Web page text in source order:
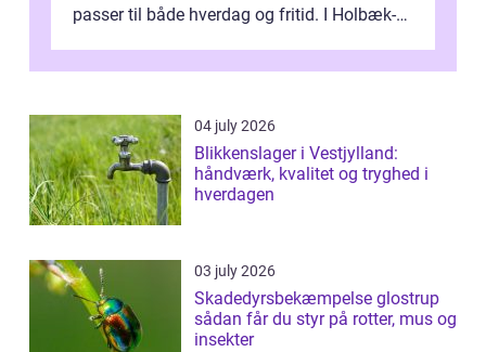
passer til både hverdag og fritid. I Holbæk-
ønsker mere...
04 july 2026
Blikkenslager i Vestjylland:
håndværk, kvalitet og tryghed i
hverdagen
03 july 2026
Skadedyrsbekæmpelse glostrup
sådan får du styr på rotter, mus og
insekter